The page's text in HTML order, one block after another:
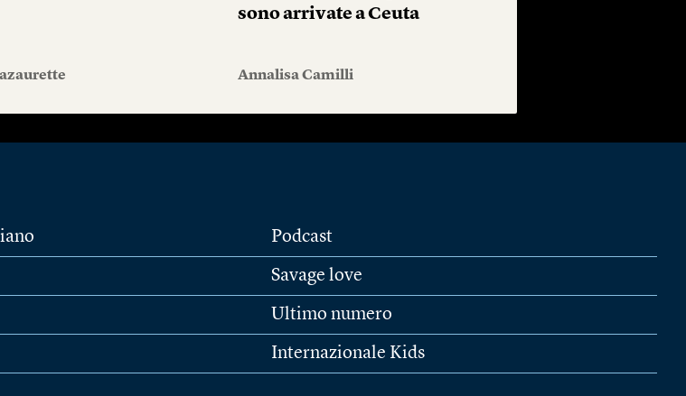
sono arrivate a Ceuta
Annalisa Camilli
Podcast
Savage love
Ultimo numero
Internazionale Kids